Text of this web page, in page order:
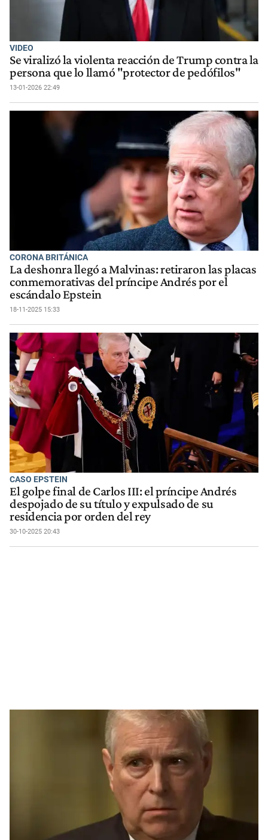
VIDEO
Se viralizó la violenta reacción de Trump contra la
persona que lo llamó "protector de pedófilos"
13-01-2026 22:49
CORONA BRITÁNICA
La deshonra llegó a Malvinas: retiraron las placas
conmemorativas del príncipe Andrés por el
escándalo Epstein
18-11-2025 15:33
CASO EPSTEIN
El golpe final de Carlos III: el príncipe Andrés
despojado de su título y expulsado de su
residencia por orden del rey
30-10-2025 20:43